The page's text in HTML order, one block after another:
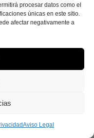
procesar datos como el
únicas en este sitio.
afectar negativamente a
Aviso Legal
2025